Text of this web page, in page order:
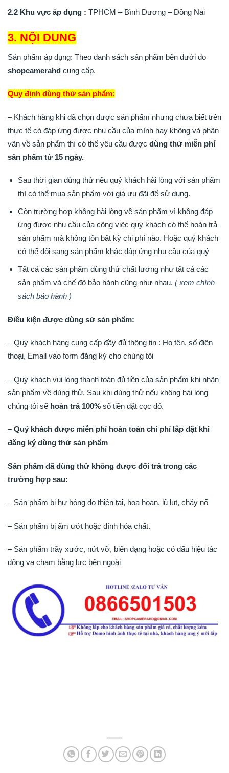
2.2 Khu vực áp dụng : TPHCM – Bình Dương – Đồng Nai
3. NỘI DUNG
Sản phẩm áp dụng: Theo danh sách sản phẩm bên dưới do
shopcamerahd cung cấp.
Quy định dùng thử sản phẩm:
– Khách hàng khi đã chọn được sản phẩm nhưng chưa biết trên
thực tế có đáp ứng được nhu cầu của mình hay không và phân
vân về sản phẩm thì có thể yêu cầu được dùng thử miễn phí
sản phẩm từ 15 ngày.
Sau thời gian dùng thử nếu quý khách hài lòng với sản phẩm
thì có thể mua sản phẩm với giá ưu đãi để sử dụng.
Còn trường hợp không hài lòng về sản phẩm vì không đáp
ứng được nhu cầu của công việc quý khách có thể hoàn trả
sản phẩm mà không tốn bất kỳ chi phí nào. Hoặc quý khách
có thể đổi sang sản phẩm khác đáp ứng nhu cầu của quý
Tất cả các sản phẩm dùng thử chất lượng như tất cả các
sản phẩm và chế độ bảo hành cũng như nhau. ( xem chính
sách bảo hành )
Điều kiện được dùng sử sản phẩm:
– Quý khách hàng cung cấp đầy đủ thông tin : Họ tên, số điện
thoại, Email vào form đăng ký cho chúng tôi
– Quý khách vui lòng thanh toán đủ tiền của sản phẩm khi nhận
sản phẩm về dùng thử. Sau khi dùng thử nếu không hài lòng
chúng tôi sẽ hoàn trả 100% số tiền đặt cọc đó.
– Quý khách được miễn phí hoàn toàn chi phí lắp đặt khi
đăng ký dùng thử sản phẩm
Sản phẩm đã dùng thử không được đổi trả trong các
trường hợp sau:
– Sản phẩm bị hư hỏng do thiên tai, hoạ hoạn, lũ lụt, cháy nổ
– Sản phẩm bị ẩm ướt hoặc dính hóa chất.
– Sản phẩm trầy xước, nứt vỡ, biến dạng hoặc có dấu hiệu tác
động va chạm bằng lực bên ngoài